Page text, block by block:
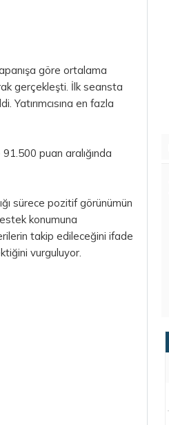
göre ortalama
gerçekleşti. İlk seansta
Yatırımcısına en fazla
puan aralığında
sürece pozitif görünümün
konumuna
takip edileceğini ifade
vurguluyor.